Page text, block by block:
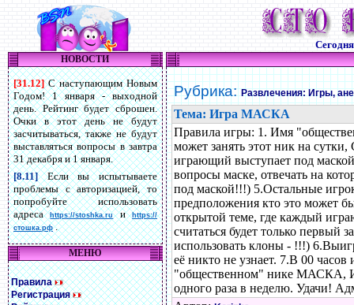
НОВОСТИ
[31.12]С наступающим Новым
Годом! 1 января - выходной
день. Рейтинг будет сброшен.
Очки в этот день не будут
засчитываться, также не будут
выставляться вопросы в завтра
31 декабря и 1 января.
[8.11]Если вы испытываете
проблемы с авторизацией, то
попробуйте использовать
адресаhttps://stoshka.ruиhttps://
стошка.рф.
МЕНЮ
Правила
Регистрация
Рубрика:Развлечения: Игры,
Тема: Игра МАСКА
Правила игры: 1. Имя
может занять этот ник на
играющий выступает под
вопросы маске, отвечать на
под маской!!!) 5.Остальные
предположения кто это
открытой теме, где каждый
считаться будет только первый
использовать клоны - !!!)
её никто не узнает. 7.В 00
"общественном" нике МАСКА, И
одного раза в неделю. Удачи!